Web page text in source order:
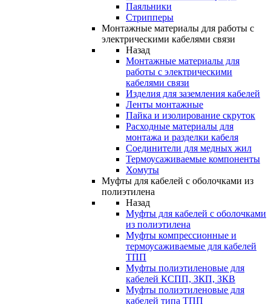
Паяльники
Стрипперы
Монтажные материалы для работы с
электрическими кабелями связи
Назад
Монтажные материалы для
работы с электрическими
кабелями связи
Изделия для заземления кабелей
Ленты монтажные
Пайка и изолирование скруток
Расходные материалы для
монтажа и разделки кабеля
Соединители для медных жил
Термоусаживаемые компоненты
Хомуты
Муфты для кабелей с оболочками из
полиэтилена
Назад
Муфты для кабелей с оболочками
из полиэтилена
Муфты компрессионные и
термоусаживаемые для кабелей
ТПП
Муфты полиэтиленовые для
кабелей КСПП, ЗКП, ЗКВ
Муфты полиэтиленовые для
кабелей типа ТПП